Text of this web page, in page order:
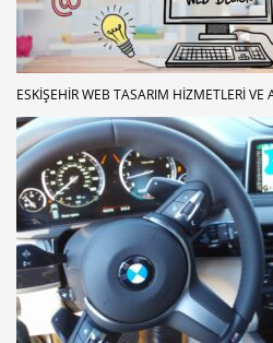
ESKIŞEHIR WEB TASARIM HIZMETLERI VE